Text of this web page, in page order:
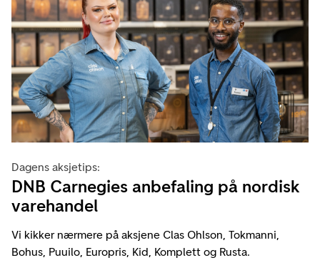
Dagens aksjetips:
DNB Carnegies anbefaling på nordisk
varehandel
Vi kikker nærmere på aksjene Clas Ohlson, Tokmanni,
Bohus, Puuilo, Europris, Kid, Komplett og Rusta.